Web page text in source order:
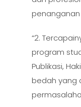
“2.
program
Publikasi,
bedah yang